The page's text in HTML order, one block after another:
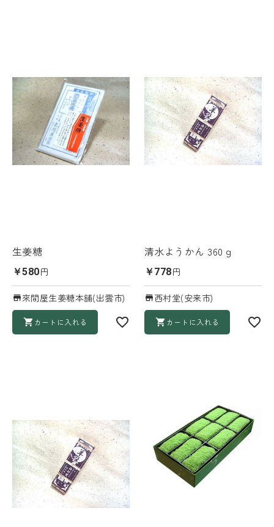
生姜糖
￥580円
來間屋生姜糖本舗(出雲市)
カートに入れる
清水ようかん 360ｇ
￥778円
西村堂(安来市)
カートに入れる